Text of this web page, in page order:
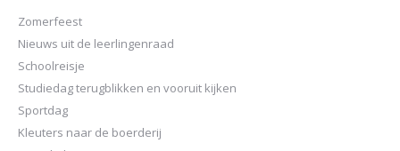
Zomerfeest
Nieuws uit de leerlingenraad
Schoolreisje
Studiedag terugblikken en vooruit kijken
Sportdag
Kleuters naar de boerderij